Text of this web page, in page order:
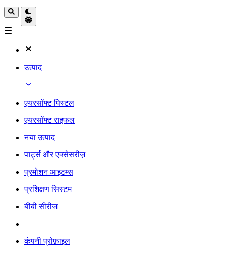
उत्पाद
एयरसॉफ्ट पिस्टल
एयरसॉफ्ट राइफल
नया उत्पाद
पार्ट्स और एक्सेसरीज़
प्रमोशन आइटम्स
प्रशिक्षण सिस्टम
बीबी सीरीज
कंपनी प्रोफ़ाइल